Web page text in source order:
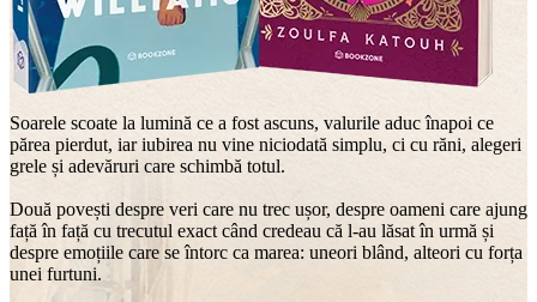
Soarele scoate la lumină ce a fost ascuns, valurile aduc înapoi ce
părea pierdut, iar iubirea nu vine niciodată simplu, ci cu răni, alegeri
grele și adevăruri care schimbă totul.
Două povești despre veri care nu trec ușor, despre oameni care ajung
față în față cu trecutul exact când credeau că l-au lăsat în urmă și
despre emoțiile care se întorc ca marea: uneori blând, alteori cu forța
unei furtuni.